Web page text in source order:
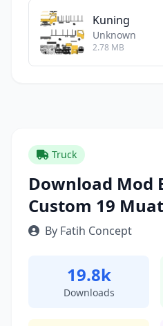
Kuning
Unknown
2.78 MB
Truck
Download Mod
Custom 19
By Fatih Concept
19.8k
Downloads